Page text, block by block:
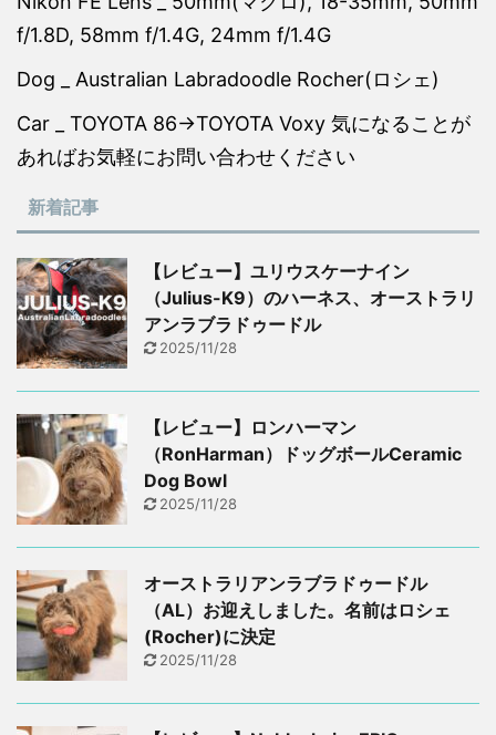
f/1.8D, 58mm f/1.4G, 24mm f/1.4G
Dog _ Australian Labradoodle Rocher(ロシェ)
Car _ TOYOTA 86→TOYOTA Voxy 気になることが
あればお気軽にお問い合わせください
新着記事
【レビュー】ユリウスケーナイン
（Julius-K9）のハーネス、オーストラリ
アンラブラドゥードル
2025/11/28
【レビュー】ロンハーマン
（RonHarman）ドッグボールCeramic
Dog Bowl
2025/11/28
オーストラリアンラブラドゥードル
（AL）お迎えしました。名前はロシェ
(Rocher)に決定
2025/11/28